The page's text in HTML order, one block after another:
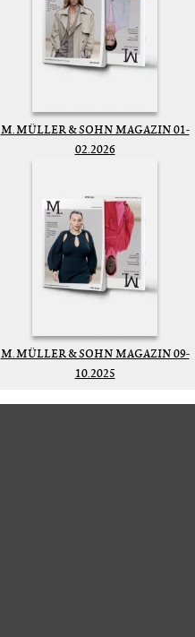
M. MÜLLER & SOHN MAGAZIN 01-
02.2026
M. MÜLLER & SOHN MAGAZIN 09-
10.2025